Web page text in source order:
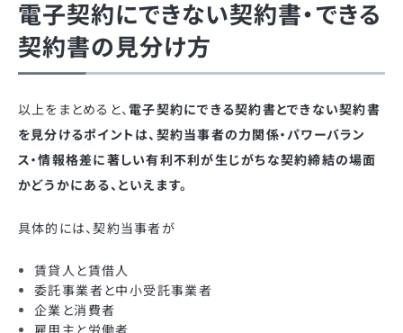
電子契約にできない契約書・できる
契約書の見分け方
以上をまとめると、電子契約にできる契約書とできない契約書
を見分けるポイントは、契約当事者の力関係・パワーバラン
ス・情報格差に著しい有利不利が生じがちな契約締結の場面
かどうかにある、といえます。
具体的には、契約当事者が
賃貸人と賃借人
委託事業者と中小受託事業者
企業と消費者